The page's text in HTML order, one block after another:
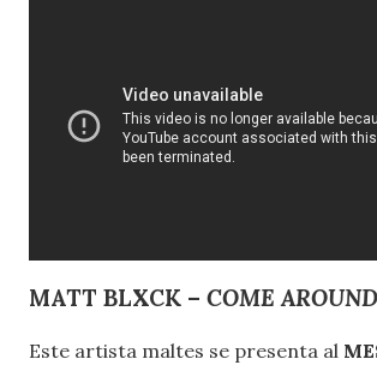
MATT BLXCK – COME AROUND
Este artista maltes se presenta al